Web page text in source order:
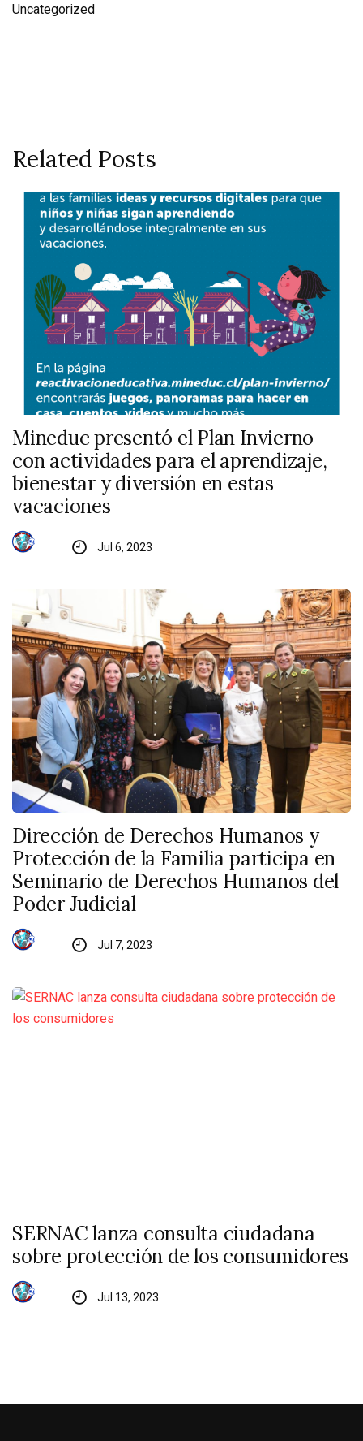
Uncategorized
Related Posts
Mineduc presentó el Plan Invierno
con actividades para el aprendizaje,
bienestar y diversión en estas
vacaciones
Jul 6, 2023
Dirección de Derechos Humanos y
Protección de la Familia participa en
Seminario de Derechos Humanos del
Poder Judicial
Jul 7, 2023
SERNAC lanza consulta ciudadana
sobre protección de los consumidores
Jul 13, 2023